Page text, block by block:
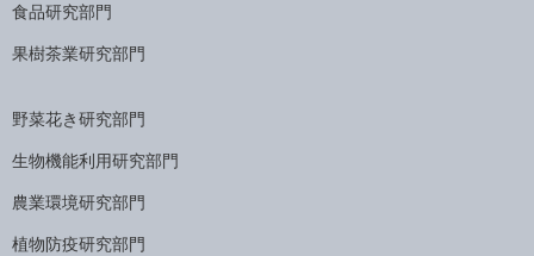
食品研究部門
果樹茶業研究部門
野菜花き研究部門
生物機能利用研究部門
農業環境研究部門
植物防疫研究部門